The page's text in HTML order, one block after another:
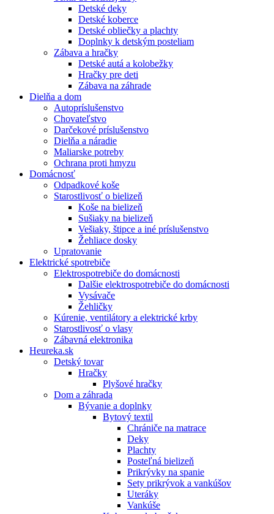
Detské deky
Detské koberce
Detské obliečky a plachty
Doplnky k detským posteliam
Zábava a hračky
Detské autá a kolobežky
Hračky pre deti
Zábava na záhrade
Dielňa a dom
Autopríslušenstvo
Chovateľstvo
Darčekové príslušenstvo
Dielňa a náradie
Maliarske potreby
Ochrana proti hmyzu
Domácnosť
Odpadkové koše
Starostlivosť o bielizeň
Koše na bielizeň
Sušiaky na bielizeň
Vešiaky, štipce a iné príslušenstvo
Žehliace dosky
Upratovanie
Elektrické spotrebiče
Elektrospotrebiče do domácnosti
Dalšie elektrospotrebiče do domácnosti
Vysávače
Žehličky
Kúrenie, ventilátory a elektrické krby
Starostlivosť o vlasy
Zábavná elektronika
Heureka.sk
Detský tovar
Hračky
Plyšové hračky
Dom a záhrada
Bývanie a doplnky
Bytový textil
Chrániče na matrace
Deky
Plachty
Posteľná bielizeň
Prikrývky na spanie
Sety prikrývok a vankúšov
Uteráky
Vankúše